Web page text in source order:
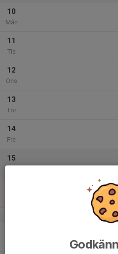
10
Mån
11
Tis
12
Ons
13
Tor
14
Fre
15
v.34